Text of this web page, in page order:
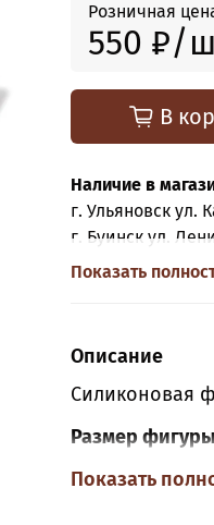
Розничная
550 ₽
В
Наличие в
г. Ульяновск ул.
г. Буинск ул.
Показать
Описание
Силиконовая
Размер
Материал:
Показать